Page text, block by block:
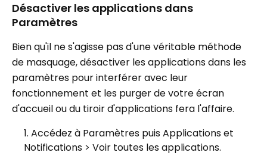
Désactiver les applications dans
Paramètres
Bien qu'il ne s'agisse pas d'une véritable méthode
de masquage, désactiver les applications dans les
paramètres pour interférer avec leur
fonctionnement et les purger de votre écran
d'accueil ou du tiroir d'applications fera l'affaire.
Accédez à Paramètres puis Applications et
Notifications > Voir toutes les applications.